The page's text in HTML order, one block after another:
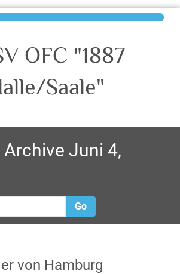
OFC "1887
Saale"
Juni 4,
Go
von Hamburg